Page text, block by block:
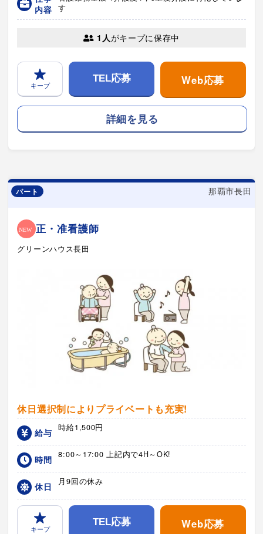
内容
す
1人がキープに保存中
キープ
TEL応募 Web応募
詳細を見る
パート 那覇市長田
正・准看護師
グリーンハウス長田
休日選択制によりプライベートも充実!
給与 時給1,500円
時間 8:00～17:00 上記内で4H～OK!
休日 月9回の休み
キープ
TEL応募 Web応募